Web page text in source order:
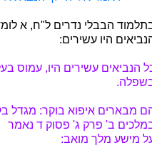
הבבלי נדרים ל"ח, א
היו עשירים:
הנביאים עשירים היו, עמוס
מבארים איפוא בוקר: מגדל
ב' פרק ג' פסוק ד נאמר
מישע מלך מואב: